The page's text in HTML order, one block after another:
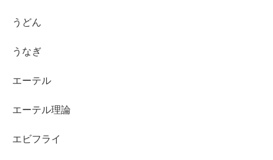
うどん
うなぎ
エーテル
エーテル理論
エビフライ